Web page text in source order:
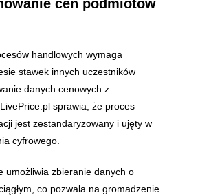
cen podmiotów
handlowych wymaga
stawek innych uczestników
danych cenowych z
sprawia, że proces
jest zestandaryzowany i ujęty w
cyfrowego.
umożliwia zbieranie danych o
co pozwala na gromadzenie